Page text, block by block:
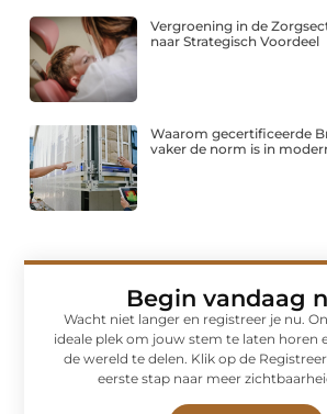
Vergroening in de
naar Strategisch Voordeel
Waarom gecertificeerde
vaker de norm is in
Begin vandaag
Wacht niet langer en registreer je nu.
ideale plek om jouw stem te laten horen
de wereld te delen. Klik op de
eerste stap naar meer